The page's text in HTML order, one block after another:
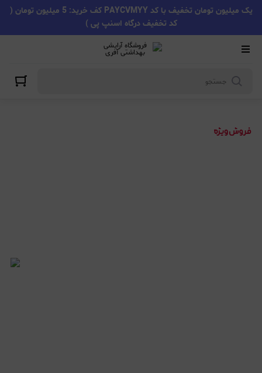
یک میلیون تومان تخفیف با کد PAYCVMYY کف خرید: 5 میلیون تومان (
کد تخفیف درگاه اسنپ پی )